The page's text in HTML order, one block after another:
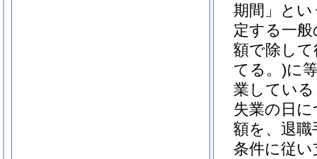
期間」とい
定する一
額で除し
てる。)に
業してい
失業の日
額を、退
条件に従